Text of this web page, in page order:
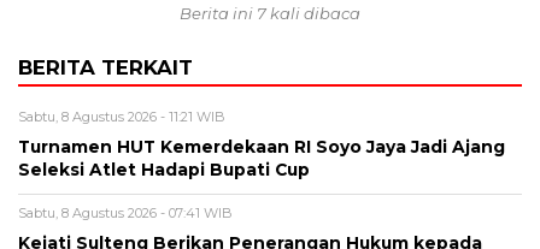
Berita ini 7 kali dibaca
BERITA TERKAIT
Sabtu, 8 Agustus 2026 - 11:21 WIB
Turnamen HUT Kemerdekaan RI Soyo Jaya Jadi Ajang
Seleksi Atlet Hadapi Bupati Cup
Sabtu, 8 Agustus 2026 - 07:41 WIB
Kejati Sulteng Berikan Penerangan Hukum kepada